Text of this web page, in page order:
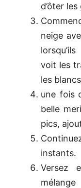
d’ôter
neige
voit les
les
une fois
belle
pics,
instants.
Versez
mélange